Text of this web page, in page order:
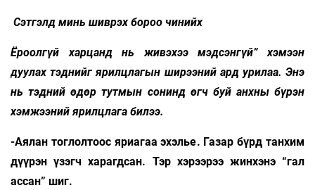
Сэтгэлд минь шиврэх бороо чинийх
Ёроолгүй харцанд нь живэхээ мэдсэнгүй” хэмээн
дуулах тэднийг ярилцлагын ширээний ард урилаа. Энэ
нь тэдний өдөр тутмын сонинд өгч буй анхны бүрэн
хэмжээний ярилцлага билээ.
-Аялан тоглолтоос яриагаа эхэлье. Газар бүрд танхим
дүүрэн үзэгч харагдсан. Тэр хэрээрээ жинхэнэ “гал
ассан” шиг.